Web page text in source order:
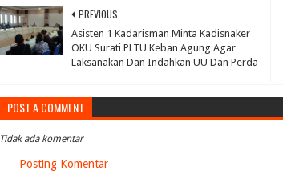
PREVIOUS
Asisten 1 Kadarisman Minta Kadisnaker
OKU Surati PLTU Keban Agung Agar
Laksanakan Dan Indahkan UU Dan Perda
POST A COMMENT
Tidak ada komentar
Posting Komentar